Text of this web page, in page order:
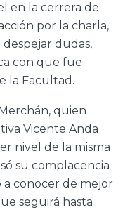
en la cerrera de
por la charla,
dudas,
con que fue
la Facultad.
quien
Vicente Anda
nivel de la misma
su complacencia
conocer de mejor
seguirá hasta